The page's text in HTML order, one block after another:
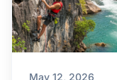
May 12, 2026